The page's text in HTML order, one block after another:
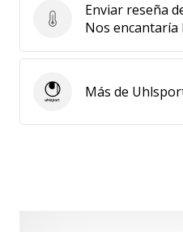
Enviar reseña del
Enviar reseña
Nos
UhlsportMás de